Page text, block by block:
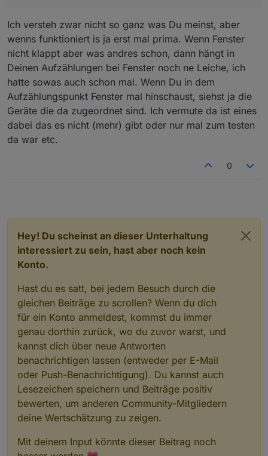
Ich versteh zwar nicht so ganz was Du meinst, aber
wenns funktioniert is ja erst mal prima. Wenn Fenster
nicht klappt aber was andres schon, dann hängt in
Deinen Aufzählungen bei Fenster noch ne Leiche, ich
hatte sowas auch schon mal. Wenn Du in dem
Aufzählungspunkt Fenster mal hinschaust, siehst ja die
Geräte die da zugeordnet sind. Ich vermute da ist eines
dabei das es nicht (mehr) gibt oder nur mal zum testen
da war etc.
0
Hey! Du scheinst an dieser Unterhaltung
interessiert zu sein, hast aber noch kein
Konto.
Hast du es satt, bei jedem Besuch durch die
gleichen Beiträge zu scrollen? Wenn du dich
für ein Konto anmeldest, kommst du immer
genau dorthin zurück, wo du zuvor warst, und
kannst dich über neue Antworten
benachrichtigen lassen (entweder per E-Mail
oder Push-Benachrichtigung). Du kannst auch
Lesezeichen speichern und Beiträge positiv
bewerten, um anderen Community-Mitgliedern
deine Wertschätzung zu zeigen.
Mit deinem Input könnte dieser Beitrag noch